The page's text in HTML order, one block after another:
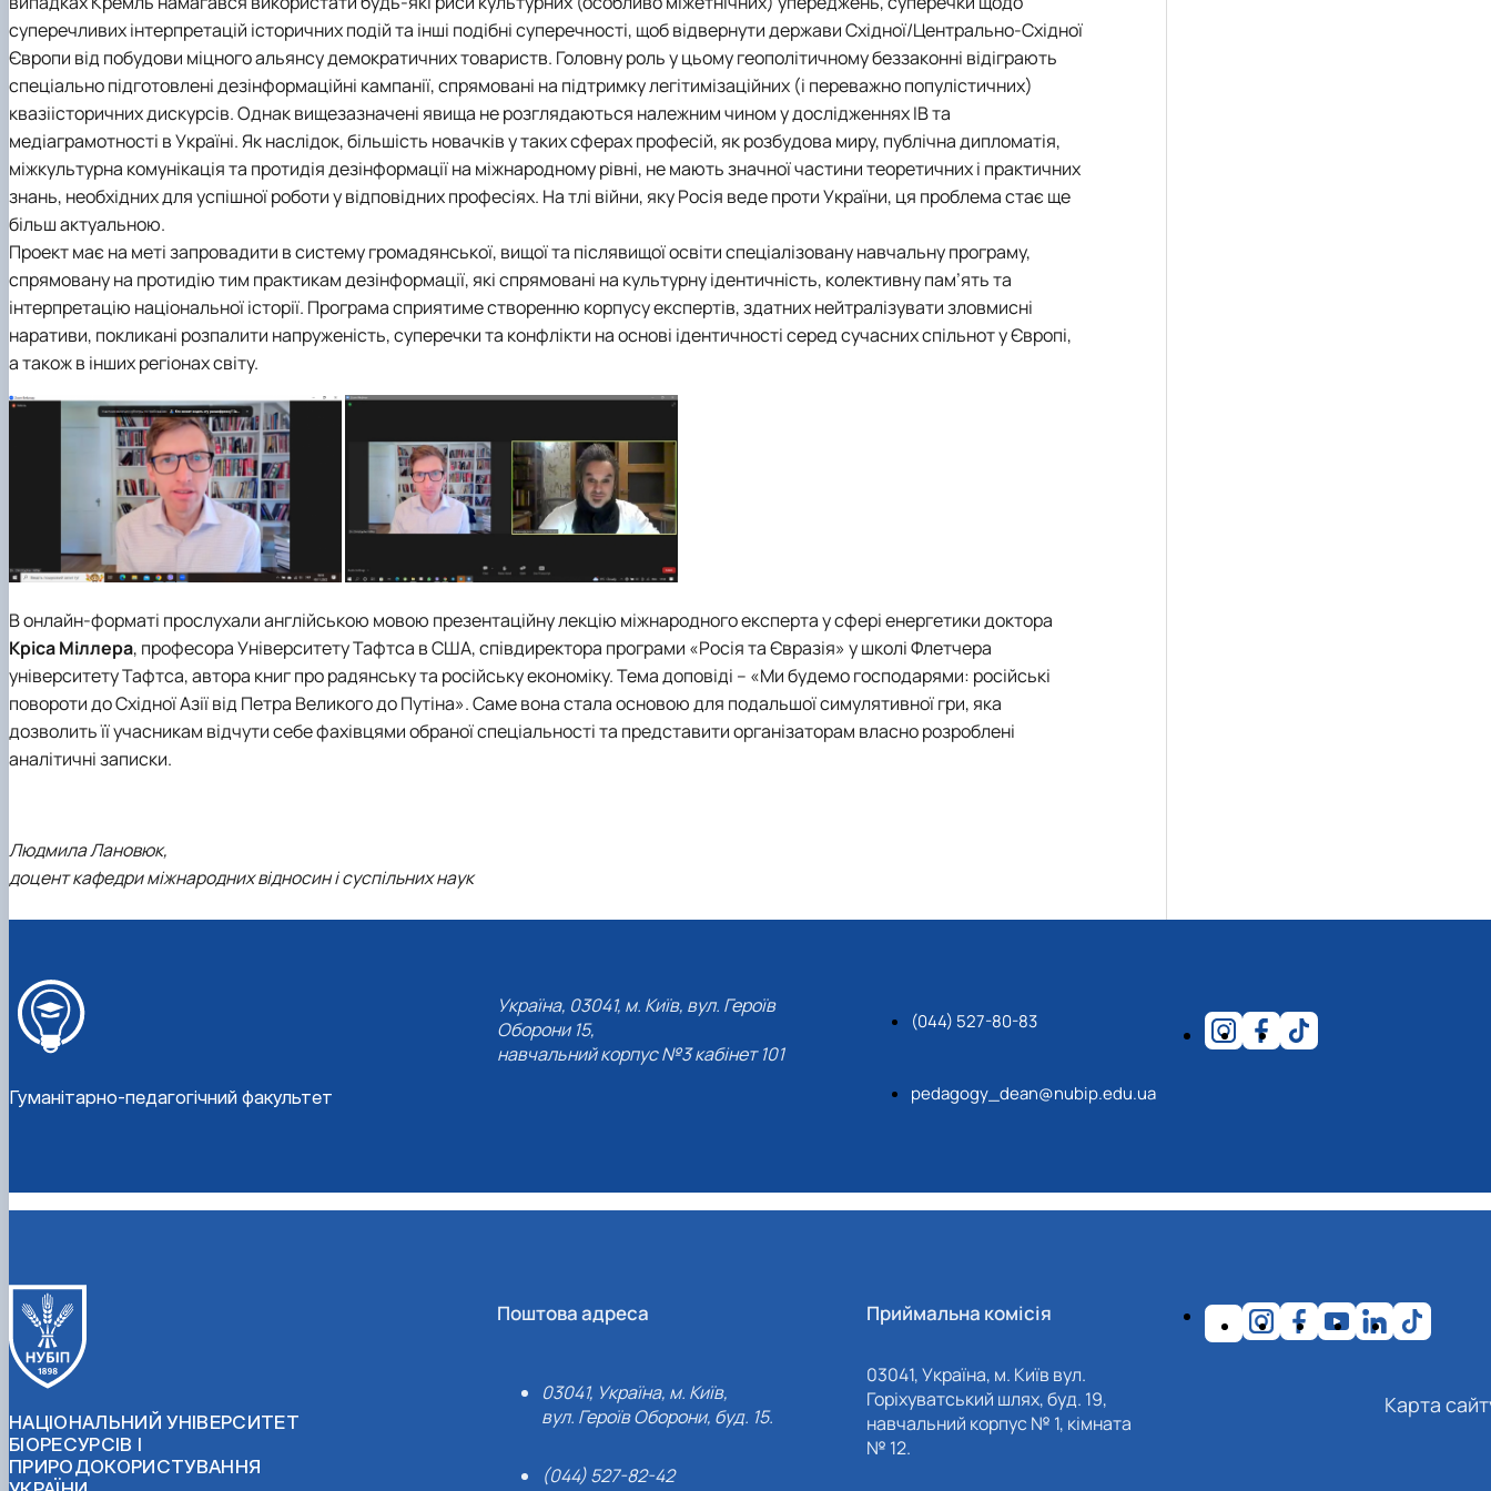
суперечливих інтерпретацій історичних подій та інші подібні суперечності, щоб відвернути держави Східної/Центрально-Східної
Європи від побудови міцного альянсу демократичних товариств. Головну роль у цьому геополітичному беззаконні відіграють
спеціально підготовлені дезінформаційні кампанії, спрямовані на підтримку легітимізаційних (і переважно популістичних)
квазіісторичних дискурсів. Однак вищезазначені явища не розглядаються належним чином у дослідженнях ІВ та
медіаграмотності в Україні. Як наслідок, більшість новачків у таких сферах професій, як розбудова миру, публічна дипломатія,
міжкультурна комунікація та протидія дезінформації на міжнародному рівні, не мають значної частини теоретичних і практичних
знань, необхідних для успішної роботи у відповідних професіях. На тлі війни, яку Росія веде проти України, ця проблема стає ще
більш актуальною.
Проект має на меті запровадити в систему громадянської, вищої та післявищої освіти спеціалізовану навчальну програму,
спрямовану на протидію тим практикам дезінформації, які спрямовані на культурну ідентичність, колективну пам’ять та
інтерпретацію національної історії. Програма сприятиме створенню корпусу експертів, здатних нейтралізувати зловмисні
наративи, покликані розпалити напруженість, суперечки та конфлікти на основі ідентичності серед сучасних спільнот у Європі,
а також в інших регіонах світу.
В онлайн-форматі прослухали англійською мовою презентаційну лекцію міжнародного експерта у сфері енергетики доктора
Кріса Міллера, професора Університету Тафтса в США, співдиректора програми «Росія та Євразія» у школі Флетчера
університету Тафтса, автора книг про радянську та російську економіку. Тема доповіді – «Ми будемо господарями: російські
повороти до Східної Азії від Петра Великого до Путіна». Саме вона стала основою для подальшої симулятивної гри, яка
дозволить її учасникам відчути себе фахівцями обраної спеціальності та представити організаторам власно розроблені
аналітичні записки.
Людмила Лановюк,
доцент кафедри міжнародних відносин і суспільних наук
Гуманітарно-педагогічний факультет
Україна, 03041, м. Київ, вул. Героїв
Оборони 15,
навчальний корпус №3 кабінет 101
(044) 527-80-83
pedagogy_dean@nubip.edu.ua
НАЦІОНАЛЬНИЙ УНІВЕРСИТЕТ
БІОРЕСУРСІВ І
ПРИРОДОКОРИСТУВАННЯ
Поштова адреса
03041, Україна, м. Київ,
вул. Героїв Оборони, буд. 15.
(044) 527-82-42
Приймальна комісія
03041, Україна, м. Київ вул.
Горіхуватський шлях, буд. 19,
навчальний корпус № 1, кімната
№ 12.
Карта